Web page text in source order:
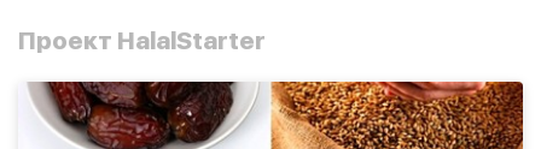
Проект HalalStarter